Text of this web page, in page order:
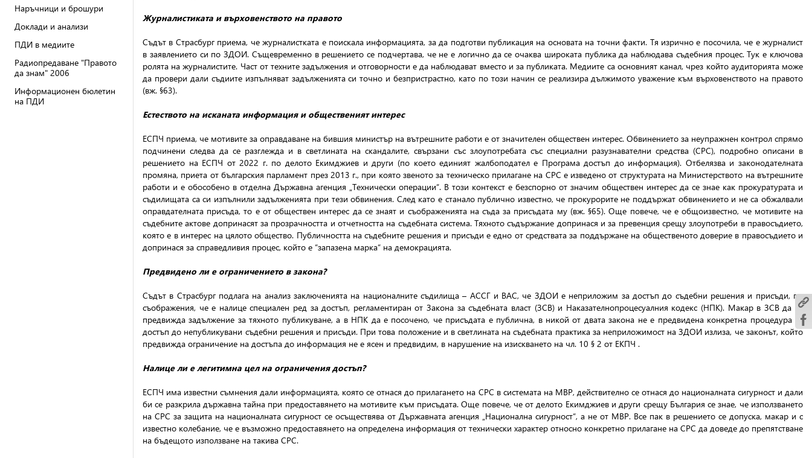
Наръчници и брошури
Доклади и анализи
ПДИ в медиите
Радиопредаване "Правото
да знам" 2006
Информационен бюлетин
на ПДИ
Журналистиката и върховенството на правото
Съдът в Страсбург приема, че журналистката е поискала информацията, за да подготви публикация на основата на точни факти. Тя изрично е посочила, че е журналист
в заявлението си по ЗДОИ. Същевременно в решението се подчертава, че не е логично да се очаква широката публика да наблюдава съдебния процес. Тук е ключова
ролята на журналистите. Част от техните задължения и отговорности е да наблюдават вместо и за публиката. Медиите са основният канал, чрез който аудиторията може
да провери дали съдиите изпълняват задълженията си точно и безпристрастно, като по този начин се реализира дължимото уважение към върховенството на правото
(вж. §63).
Естеството на исканата информация и общественият интерес
ЕСПЧ приема, че мотивите за оправдаване на бившия министър на вътрешните работи е от значителен обществен интерес. Обвинението за неупражнен контрол спрямо
подчинени следва да се разглежда и в светлината на скандалите, свързани със злоупотребата със специални разузнавателни средства (СРС), подробно описани в
решението на ЕСПЧ от 2022 г. по делото Екимджиев и други (по което единият жалбоподател е Програма достъп до информация). Отбелязва и законодателната
промяна, приета от българския парламент през 2013 г., при която звеното за техническо прилагане на СРС е изведено от структурата на Министерството на вътрешните
работи и е обособено в отделна Държавна агенция „Технически операции“. В този контекст е безспорно от значим обществен интерес да се знае как прокуратурата и
съдилищата са си изпълнили задълженията при тези обвинения. След като е станало публично известно, че прокурорите не поддържат обвинението и не са обжалвали
оправдателната присъда, то е от обществен интерес да се знаят и съображенията на съда за присъдата му (вж. §65). Още повече, че е общоизвестно, че мотивите на
съдебните актове допринасят за прозрачността и отчетността на съдебната система. Тяхното съдържание допринася и за превенция срещу злоупотреби в правосъдието,
която е в интерес на цялото общество. Публичността на съдебните решения и присъди е едно от средствата за поддържане на общественото доверие в правосъдието и
допринася за справедливия процес, който е “запазена марка“ на демокрацията.
Предвидено ли е ограничението в закона?
Съдът в Страсбург подлага на анализ заключенията на националните съдилища – АССГ и ВАС, че ЗДОИ е неприложим за достъп до съдебни решения и присъди, по
съображения, че е налице специален ред за достъп, регламентиран от Закона за съдебната власт (ЗСВ) и Наказателнопроцесуалния кодекс (НПК). Макар в ЗСВ да се
предвижда задължение за тяхното публикуване, а в НПК да е посочено, че присъдата е публична, в никой от двата закона не е предвидена конкретна процедура за
достъп до непубликувани съдебни решения и присъди. При това положение и в светлината на съдебната практика за неприложимост на ЗДОИ излиза, че законът, който
предвижда ограничение на достъпа до информация не е ясен и предвидим, в нарушение на изискването на чл. 10 § 2 от ЕКПЧ .
Налице ли е легитимна цел на ограничения достъп?
ЕСПЧ има известни съмнения дали информацията, която се отнася до прилагането на СРС в системата на МВР, действително се отнася до националната сигурност и дали
би се разкрила държавна тайна при предоставянето на мотивите към присъдата. Още повече, че от делото Екимджиев и други срещу България се знае, че използването
на СРС за защита на националната сигурност се осъществява от Държавната агенция „Национална сигурност“, а не от МВР. Все пак в решението се допуска, макар и с
известно колебание, че е възможно предоставянето на определена информация от технически характер относно конкретно прилагане на СРС да доведе до препятстване
на бъдещото използване на такива СРС.